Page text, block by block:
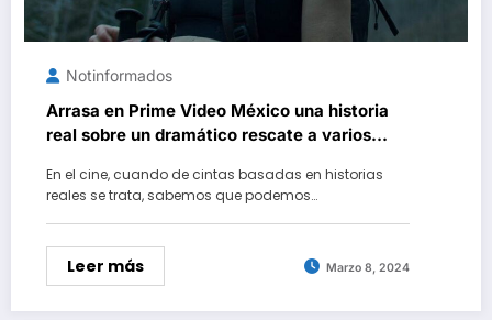
Notinformados
Arrasa en Prime Video México una historia
real sobre un dramático rescate a varios
En el cine, cuando de cintas basadas en historias
reales se trata, sabemos que podemos…
Leer más Marzo 8, 2024